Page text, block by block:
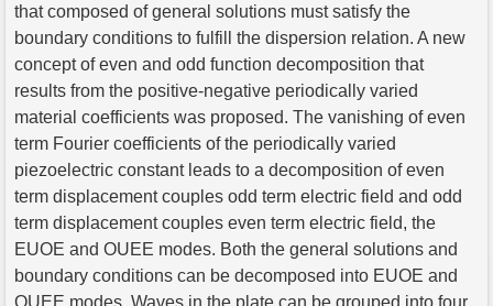
that composed of general solutions must satisfy the
boundary conditions to fulfill the dispersion relation. A new
concept of even and odd function decomposition that
results from the positive-negative periodically varied
material coefficients was proposed. The vanishing of even
term Fourier coefficients of the periodically varied
piezoelectric constant leads to a decomposition of even
term displacement couples odd term electric field and odd
term displacement couples even term electric field, the
EUOE and OUEE modes. Both the general solutions and
boundary conditions can be decomposed into EUOE and
OUEE modes. Waves in the plate can be grouped into four